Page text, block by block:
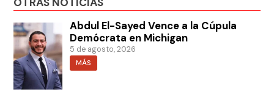
Abdul El-Sayed Vence a la Cúpula
Demócrata en Michigan
5 de agosto, 2026
MÁS